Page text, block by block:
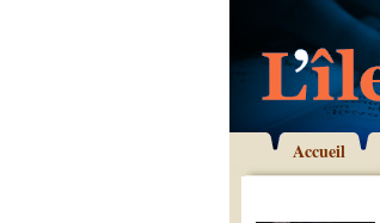
Accueil